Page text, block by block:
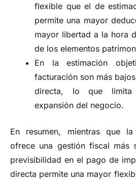
flexible que el de
permite una mayor
mayor libertad a la hora
de los elementos
En la estimación
facturación son más
directa, lo que
expansión del negocio.
En resumen, mientras que
ofrece una gestión fiscal más
previsibilidad en el pago de
directa permite una mayor